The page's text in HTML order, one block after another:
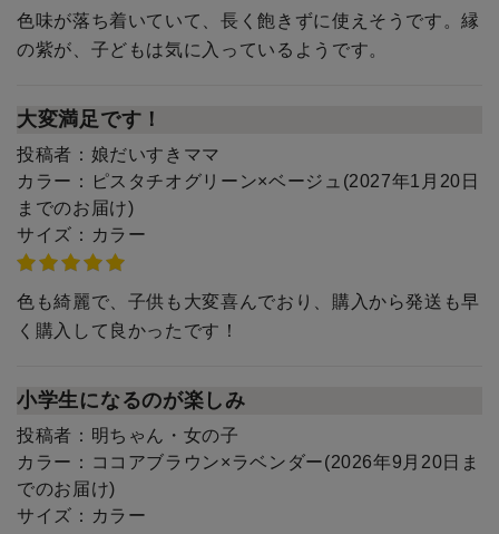
色味が落ち着いていて、長く飽きずに使えそうです。縁
の紫が、子どもは気に入っているようです。
大変満足です！
投稿者： 娘だいすきママ
カラー：
ピスタチオグリーン×ベージュ(2027年1月20日
までのお届け)
サイズ： カラー
色も綺麗で、子供も大変喜んでおり、購入から発送も早
く購入して良かったです！
小学生になるのが楽しみ
投稿者： 明ちゃん・女の子
カラー： ココアブラウン×ラベンダー(2026年9月20日ま
でのお届け)
サイズ： カラー